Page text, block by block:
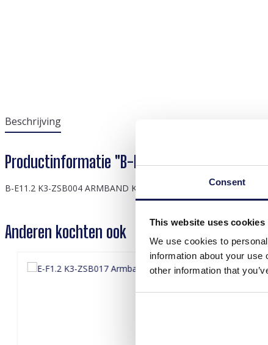
Consent
This website uses cookies
We use cookies to
information about your
other information that
Beschrijving
Productinformatie "B-E11.2 K3-ZSB004
B-E11.2 K3-ZSB004 ARMBAND K3 ZEESTERREN
Anderen kochten ook